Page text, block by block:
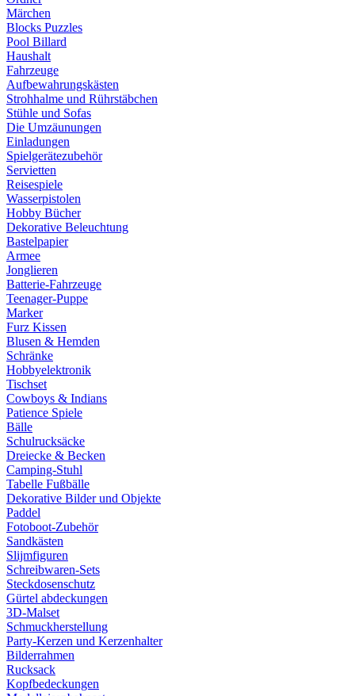
Märchen
Blocks Puzzles
Pool Billard
Haushalt
Fahrzeuge
Aufbewahrungskästen
Strohhalme und Rührstäbchen
Stühle und Sofas
Die Umzäunungen
Einladungen
Spielgerätezubehör
Servietten
Reisespiele
Wasserpistolen
Hobby Bücher
Dekorative Beleuchtung
Bastelpapier
Armee
Jonglieren
Batterie-Fahrzeuge
Teenager-Puppe
Marker
Furz Kissen
Blusen & Hemden
Schränke
Hobbyelektronik
Tischset
Cowboys & Indians
Patience Spiele
Bälle
Schulrucksäcke
Dreiecke & Becken
Camping-Stuhl
Tabelle Fußbälle
Dekorative Bilder und Objekte
Paddel
Fotoboot-Zubehör
Sandkästen
Slijmfiguren
Schreibwaren-Sets
Steckdosenschutz
Gürtel abdeckungen
3D-Malset
Schmuckherstellung
Party-Kerzen und Kerzenhalter
Bilderrahmen
Rucksack
Kopfbedeckungen